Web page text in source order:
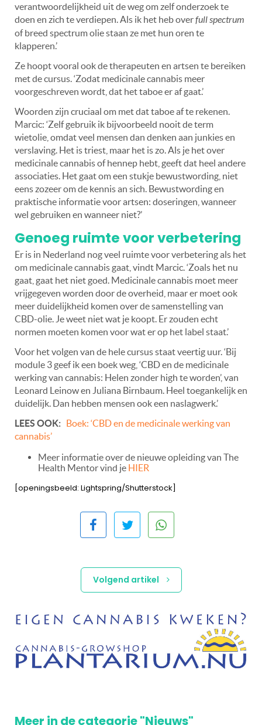
verantwoordelijkheid uit de weg om zelf onderzoek te
doen en zich te verdiepen. Als ik het heb overfull spectrum
of breed spectrum olie staan ze met hun oren te
klapperen.’
Ze hoopt vooral ook de therapeuten en artsen te bereiken
met de cursus. ‘Zodat medicinale cannabis meer
voorgeschreven wordt, dat het taboe er af gaat.’
Woorden zijn cruciaal om met dat taboe af te rekenen.
Marcic: ‘Zelf gebruik ik bijvoorbeeld nooit de term
wietolie, omdat veel mensen dan denken aan junkies en
verslaving. Het is triest, maar het is zo. Als je het over
medicinale cannabis of hennep hebt, geeft dat heel andere
associaties. Het gaat om een stukje bewustwording, niet
eens zozeer om de kennis an sich. Bewustwording en
praktische informatie voor artsen: doseringen, wanneer
wel gebruiken en wanneer niet?’
Genoeg ruimte voor verbetering
Er is in Nederland nog veel ruimte voor verbetering als het
om medicinale cannabis gaat, vindt Marcic. ‘Zoals het nu
gaat, gaat het niet goed. Medicinale cannabis moet meer
vrijgegeven worden door de overheid, maar er moet ook
meer duidelijkheid komen over de samenstelling van
CBD-olie. Je weet niet wat je koopt. Er zouden echt
normen moeten komen voor wat er op het label staat.’
Voor het volgen van de hele cursus staat veertig uur. ‘Bij
module 3 geef ik een boek weg, ‘CBD en de medicinale
werking van cannabis: Helen zonder high te worden’, van
Leonard Leinow en Juliana Birnbaum. Heel toegankelijk en
duidelijk. Dan hebben mensen ook een naslagwerk.’
LEES OOK: Boek: ‘CBD en de medicinale werking van
cannabis’
Meer informatie over de nieuwe opleiding van The
Health Mentor vind je HIER
[openingsbeeld: Lightspring/Shutterstock]
Volgend artikel
Meer in de categorie "Nieuws"